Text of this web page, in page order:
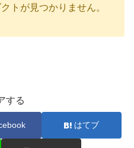
トが見つかりません。
する
はてブ